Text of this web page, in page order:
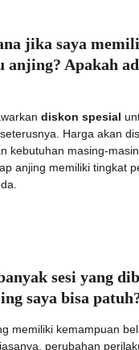
jika saya
anjing? Apakah
diskon spesial
Harga akan
kebutuhan masing-
anjing memiliki tingkat
sesi yang
saya bisa
memiliki kemampuan
perubahan